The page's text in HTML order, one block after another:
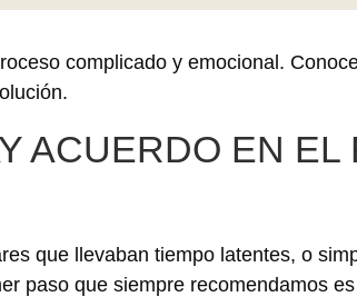
complicado y emocional.
ACUERDO EN EL
que llevaban tiempo latentes, o
paso que siempre recomendamos